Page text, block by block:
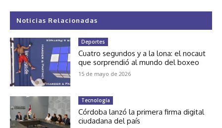
Noticias Relacionadas
Deportes
Cuatro segundos y a la lona: el nocaut
que sorprendió al mundo del boxeo
15 de mayo de 2026
Tecnología
Córdoba lanzó la primera firma digital
ciudadana del país